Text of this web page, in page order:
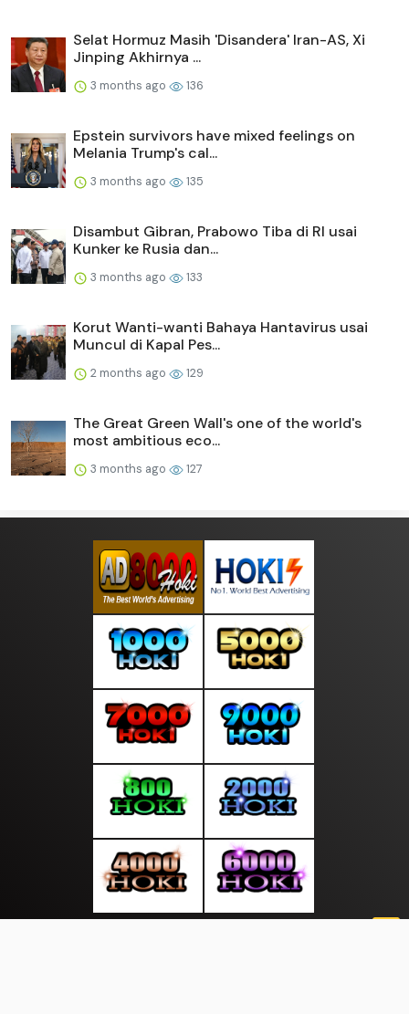
Selat Hormuz Masih 'Disandera' Iran-AS, Xi
Jinping Akhirnya ...
3 months ago 136
Epstein survivors have mixed feelings on
Melania Trump's cal...
3 months ago 135
Disambut Gibran, Prabowo Tiba di RI usai
Kunker ke Rusia dan...
3 months ago 133
Korut Wanti-wanti Bahaya Hantavirus usai
Muncul di Kapal Pes...
2 months ago 129
The Great Green Wall's one of the world's
most ambitious eco...
3 months ago 127